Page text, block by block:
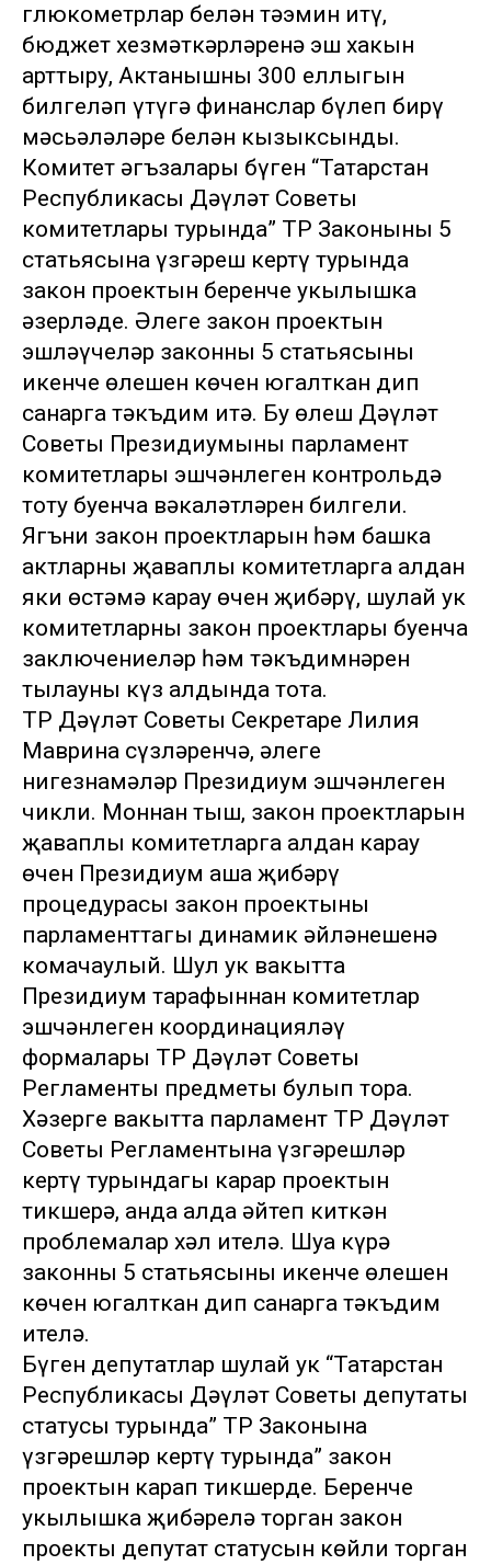
глюкометрлар белән тәэмин итү,
бюджет хезмәткәрләренә эш хакын
арттыру, Актанышның 300 еллыгын
билгеләп үтүгә финанслар бүлеп бирү
мәсьәләләре белән кызыксынды.
Комитет әгъзалары бүген “Татарстан
Республикасы Дәүләт Советы
комитетлары турында” ТР Законының 5
статьясына үзгәреш кертү турында
закон проектын беренче укылышка
әзерләде. Әлеге закон проектын
эшләүчеләр законның 5 статьясының
икенче өлешен көчен югалткан дип
санарга тәкъдим итә. Бу өлеш Дәүләт
Советы Президиумының парламент
комитетлары эшчәнлеген контрольдә
тоту буенча вәкаләтләрен билгели.
Ягъни закон проектларын һәм башка
актларны җаваплы комитетларга алдан
яки өстәмә карау өчен җибәрү, шулай ук
комитетларның закон проектлары буенча
заключениеләр һәм тәкъдимнәрен
тыңлауны күз алдында тота.
ТР Дәүләт Советы Секретаре Лилия
Маврина сүзләренчә, әлеге
нигезнамәләр Президиум эшчәнлеген
чикли. Моннан тыш, закон проектларын
җаваплы комитетларга алдан карау
өчен Президиум аша җибәрү
процедурасы закон проектының
парламенттагы динамик әйләнешенә
комачаулый. Шул ук вакытта
Президиум тарафыннан комитетлар
эшчәнлеген координацияләү
формалары ТР Дәүләт Советы
Регламенты предметы булып тора.
Хәзерге вакытта парламент ТР Дәүләт
Советы Регламентына үзгәрешләр
кертү турындагы карар проектын
тикшерә, анда алда әйтеп киткән
проблемалар хәл ителә. Шуңа күрә
законның 5 статьясының икенче өлешен
көчен югалткан дип санарга тәкъдим
ителә.
Бүген депутатлар шулай ук “Татарстан
Республикасы Дәүләт Советы депутаты
статусы турында” ТР Законына
үзгәрешләр кертү турында” закон
проектын карап тикшерде. Беренче
укылышка җибәрелә торган закон
проекты депутат статусын көйли торган